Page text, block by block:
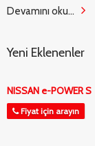
Devamını oku...
Yeni Eklenenler
NISSAN e-POWER S
Fiyat için arayın